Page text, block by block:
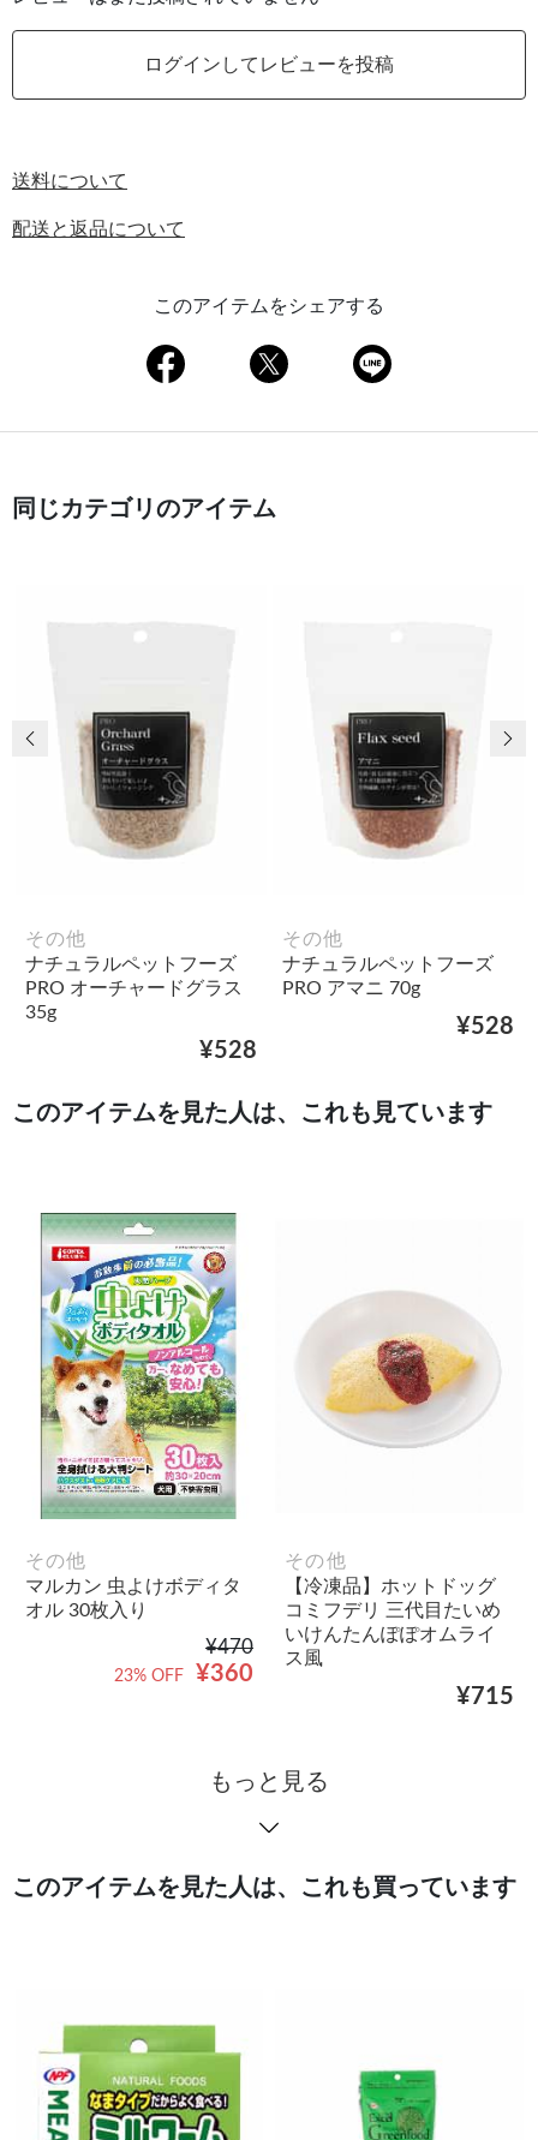
ログインしてレビューを投稿
送料について
配送と返品について
このアイテムをシェアする
同じカテゴリのアイテム
その他
ナチュラルペットフーズ
PRO オーチャードグラス
35g
¥528
その他
ナチュラルペットフーズ
PRO アマニ 70g
¥528
前の画像 次
このアイテムを見た人は、これも見ています
その他
マルカン 虫よけボディタ
オル 30枚入り
¥470
¥360
23% OFF
その他
【冷凍品】ホットドッグ
コミフデリ 三代目たいめ
いけんたんぽぽオムライ
ス風
¥715
もっと見る
このアイテムを見た人は、これも買っています